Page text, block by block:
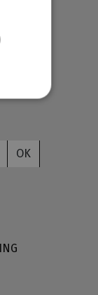
OK